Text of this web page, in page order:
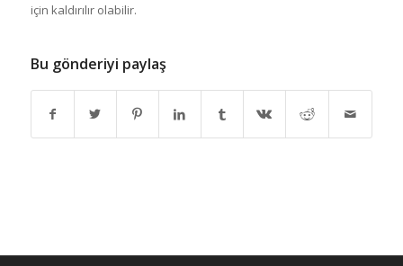
için kaldırılır olabilir.
Bu gönderiyi paylaş